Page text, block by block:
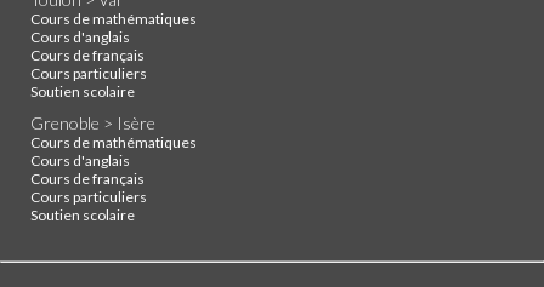
Cours de mathématiques
Cours d'anglais
Cours de français
Cours particuliers
Soutien scolaire
Grenoble > Isère
Cours de mathématiques
Cours d'anglais
Cours de français
Cours particuliers
Soutien scolaire